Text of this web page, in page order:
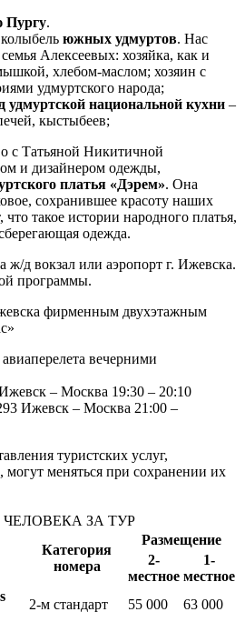
.
южных удмуртов. Нас
Алексеевых: хозяйка, как и
хлебом-маслом; хозяин с
удмуртского народа;
удмуртской национальной кухни –
кыстыбеев;
с Татьяной Никитичной
и дизайнером одежды,
платья «Дэрем». Она
сохранившее красоту наших
такое истории народного платья,
одежда.
ж/д вокзал или аэропорт г. Ижевска.
программы.
фирменным двухэтажным
вечерними
– Москва 19:30 – 20:10
Ижевск – Москва 21:00 –
туристских услуг,
могут меняться при сохранении их
ЗА ТУР
Категория
номера
Размещение
2-
местное
1-
местное
2-м стандарт 55 000
63 000